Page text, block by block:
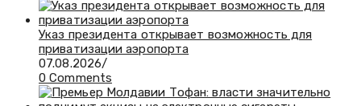
Указ президента открывает возможность для
приватизации аэропорта
07.08.2026/
0 Comments